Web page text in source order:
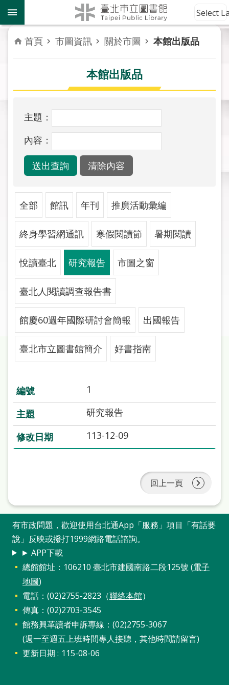
跳到主要內容區塊
到
館
資
訊
者
活
報
導
關
於
市
圖
線
上
申
請
常
見
問
答
加
入
市
圖
網
閱
讀
網
兒
常
問
Select
首頁 市圖資訊 關於市圖 本館出版品
本館出版品
主題：
內容：
全部 館訊 年刊 推廣活動彙編
終身學習網通訊 寒假閱讀節 暑期閱讀
悅讀臺北 研究報告 市圖之窗
臺北人閱讀調查報告書
館慶60週年國際研討會簡報 出國報告
臺北市立圖書館簡介 好書指南
1
研究報告
113-12-09
回上一頁
有市政問題，歡迎使用台北通App「服務」項目「有話要
說」反映或撥打1999網路電話諮詢。
► APP下載
總館館址：106210 臺北市建國南路二段125號 (電子
地圖)
電話：(02)2755-2823（聯絡本館）
傳真：(02)2703-3545
館務興革讀者申訴專線：(02)2755-3067
(週一至週五上班時間專人接聽，其他時間請留言)
更新日期
115-08-06